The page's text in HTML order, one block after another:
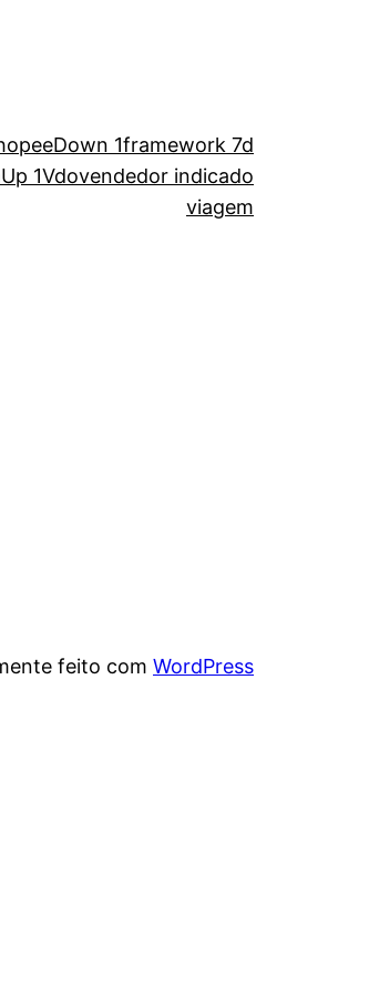
Down 1framework 7d
Up 1Vdovendedor indicado
viagem
feito com WordPress